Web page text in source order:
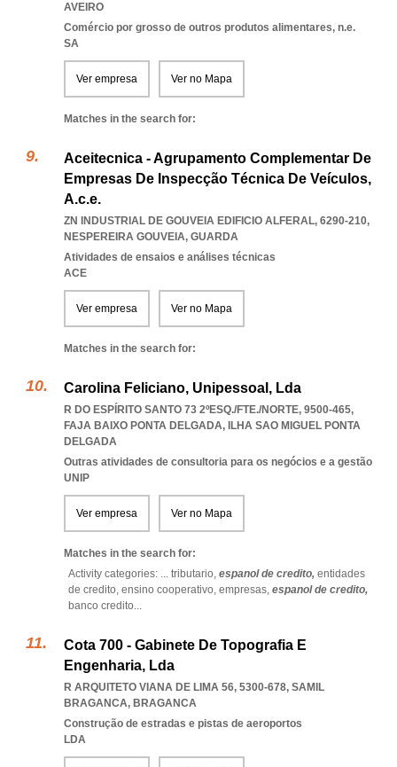
AVEIRO
Comércio por grosso de outros produtos alimentares, n.e.
SA
Ver empresa Ver no Mapa
Matches in the search for:
Aceitecnica - Agrupamento Complementar De
Empresas De Inspecção Técnica De Veículos,
A.c.e.
ZN INDUSTRIAL DE GOUVEIA EDIFICIO ALFERAL, 6290-210,
NESPEREIRA GOUVEIA, GUARDA
Atividades de ensaios e análises técnicas
ACE
Ver empresa Ver no Mapa
Matches in the search for:
Carolina Feliciano, Unipessoal, Lda
R DO ESPÍRITO SANTO 73 2ºESQ./FTE./NORTE, 9500-465,
FAJA BAIXO PONTA DELGADA, ILHA SAO MIGUEL PONTA
DELGADA
Outras atividades de consultoria para os negócios e a gestão
UNIP
Ver empresa Ver no Mapa
Matches in the search for:
Activity categories: ... tributario, espanol de credito, entidades
de credito, ensino cooperativo, empresas, espanol de credito,
banco credito...
Cota 700 - Gabinete De Topografia E
Engenharia, Lda
R ARQUITETO VIANA DE LIMA 56, 5300-678, SAMIL
BRAGANCA, BRAGANCA
Construção de estradas e pistas de aeroportos
LDA